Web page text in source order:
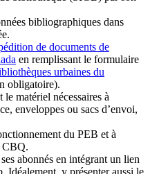
bibliographiques dans
de documents de
en remplissant le formulaire
urbaines du
obligatoire).
le matériel nécessaires à
enveloppes ou sacs d’envoi,
du PEB et à
CBQ.
abonnés en intégrant un lien
Idéalement, y présenter aussi le